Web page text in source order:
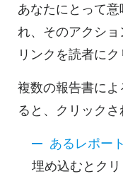
あなたにとって
れ、そのアクシ
リンクを読者に
複数の報告書に
ると、クリックさ
あるレポー
埋め込むとク